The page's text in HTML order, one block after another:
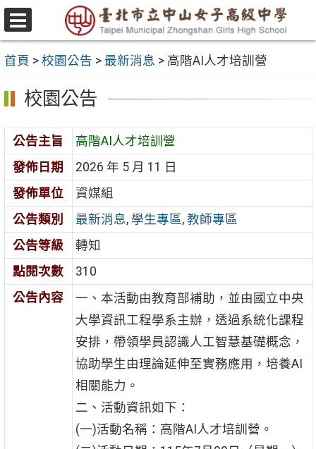
跳
至
要
內
容
區
選
單
首頁 > 校園公告 > 最新消息 > 高階AI人才培訓營
校園公告
公告主旨
高階AI人才培訓營
發佈日期
2026 年 5 月 11 日
發佈單位
資媒組
公告類別
最新消息, 學生專區, 教師專區
公告等級
轉知
點閱次數
310
公告內容
一、本活動由教育部補助，並由國立中央
大學資訊工程學系主辦，透過系統化課程
安排，帶領學員認識人工智慧基礎概念，
協助學生由理論延伸至實務應用，培養AI
相關能力。
二、活動資訊如下：
(一)活動名稱：高階AI人才培訓營。